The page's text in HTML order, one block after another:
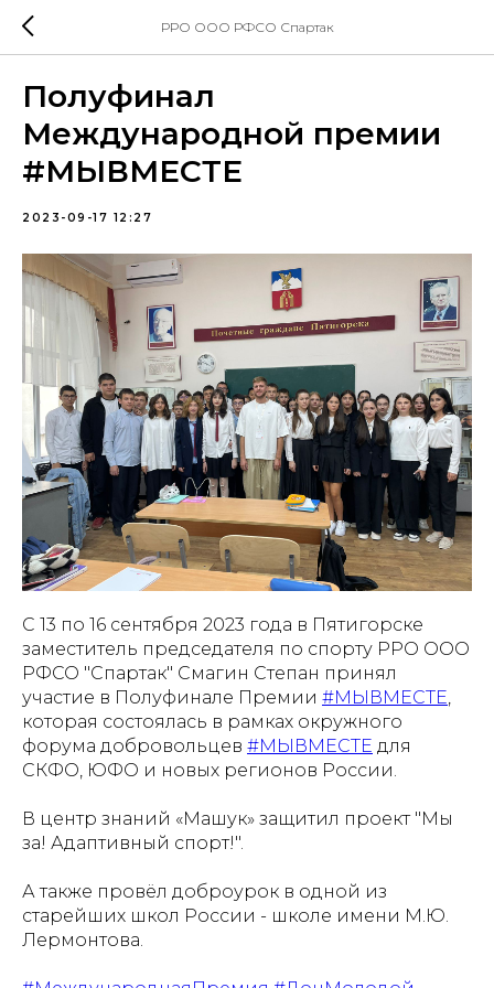
РРО ООО РФСО Спартак
Полуфинал
Международной премии
#МЫВМЕСТЕ
2023-09-17 12:27
С 13 по 16 сентября 2023 года в Пятигорске
заместитель председателя по спорту РРО ООО
РФСО "Спартак" Смагин Степан принял
участие в Полуфинале Премии #МЫВМЕСТЕ,
которая состоялась в рамках окружного
форума добровольцев #МЫВМЕСТЕ для
СКФО, ЮФО и новых регионов России.
В центр знаний «Машук» защитил проект "Мы
за! Адаптивный спорт!".
А также провёл доброурок в одной из
старейших школ России - школе имени М.Ю.
Лермонтова.